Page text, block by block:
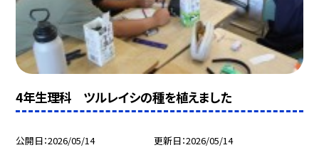
4年生理科 ツルレイシの種を植えました
公開日 2026/05/14 更新日 2026/05/14